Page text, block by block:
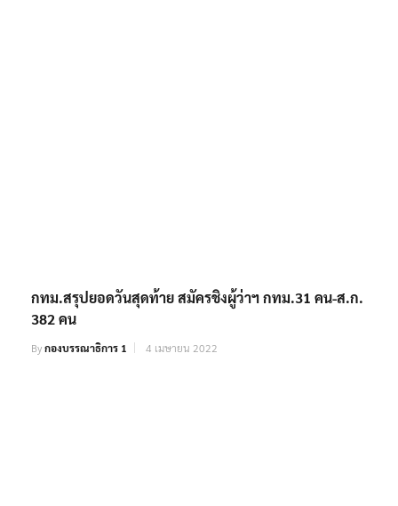
กทม.สรุปยอดวันสุดท้าย สมัครชิงผู้ว่าฯ กทม.31 คน-ส.ก.
382 คน
Byกองบรรณาธิการ 1 4 เมษายน 2022